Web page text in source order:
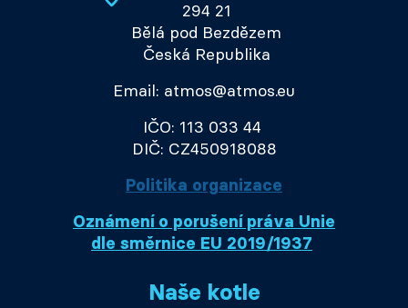
294 21
Bělá pod Bezdězem
Česká Republika
Email: atmos@atmos.eu
IČO: 113 033 44
DIČ: CZ450918088
Politika organizace
Oznámení o porušení práva Unie
dle směrnice EU 2019/1937
Naše kotle